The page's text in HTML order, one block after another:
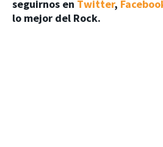
seguirnos en Twitter,
lo mejor del Rock.